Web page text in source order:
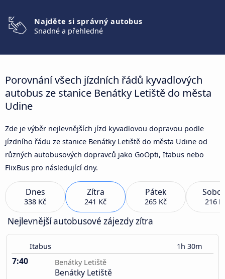
Najděte si správný autobus
Snadné a přehledné
Porovnání všech jízdních řádů kyvadlových
autobus ze stanice Benátky Letiště do města
Udine
Zde je výběr nejlevnějších jízd kyvadlovou dopravou podle
jízdního řádu ze stanice Benátky Letiště do města Udine od
různých autobusových dopravců jako GoOpti, Itabus nebo
FlixBus pro následující dny.
Dnes
338 Kč
Zítra
241 Kč
Pátek
265 Kč 216
Nejlevnější autobusové zájezdy zítra
Itabus 1h 30m
7:40 Benátky Letiště
Benátky Letiště